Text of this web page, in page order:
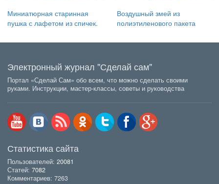
Миниатюрная старинная
пушка с лафетом из спичек.
Воздушный змей из
полиэтиленового пакета
Электронный журнал "Сделай сам"
Портал «Сделай Сам» обо всем, что можно сделать своими
руками. Инструкции, мастер-классы, советы и руководства
Статистика сайта
Пользователей: 20081
Статей: 7082
Комментариев: 7263